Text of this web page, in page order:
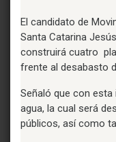
El candidato de
Santa Catarina
construirá cuatro
frente al desabasto
Señaló que con
agua, la cual será
públicos, así como